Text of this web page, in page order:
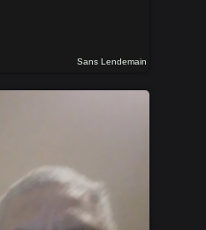
Sans Lendemain